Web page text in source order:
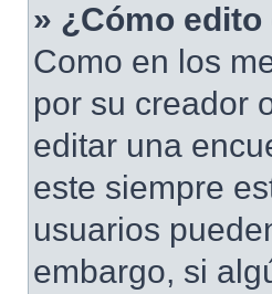
» ¿Cómo
Como en los
por su creador
editar una
este siempre
usuarios
embargo, si